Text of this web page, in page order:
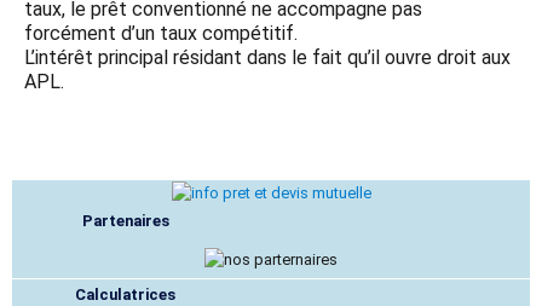
taux, le prêt conventionné ne accompagne pas
forcément d’un taux compétitif.
L’intérêt principal résidant dans le fait qu’il ouvre droit aux
APL.
Partenaires
Calculatrices